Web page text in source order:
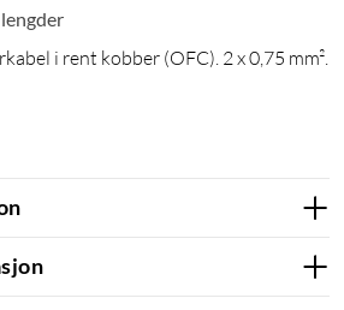
i rent kobber (OFC). 2 x 0,75 mm².